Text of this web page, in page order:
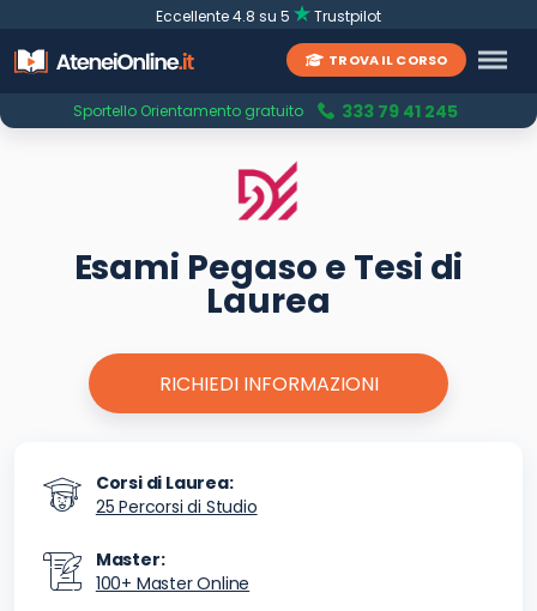
Eccellente 4.8 su 5 Trustpilot
TROVA IL CORSO
Sportello Orientamento gratuito 333 79 41 245
Esami Pegaso e Tesi di
Laurea
RICHIEDI INFORMAZIONI
Corsi di Laurea:
25 Percorsi di Studio
Master:
100+ Master Online